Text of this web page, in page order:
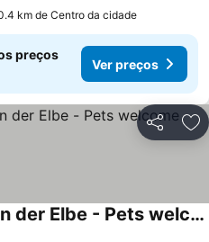
km de Centro da cidade
preços
Ver preços
Partilhar
Vacation apartment An der Elbe - Pets welcome